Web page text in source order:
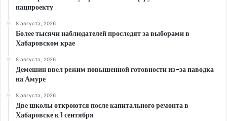
нацпроекту
8 августа, 2026
Более тысячи наблюдателей проследят за выборами в
Хабаровском крае
8 августа, 2026
Демешин ввел режим повышенной готовности из-за паводка
на Амуре
8 августа, 2026
Две школы откроются после капитального ремонта в
Хабаровске к 1 сентября